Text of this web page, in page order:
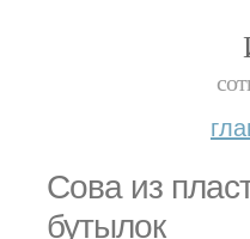
Сова из
бутылок